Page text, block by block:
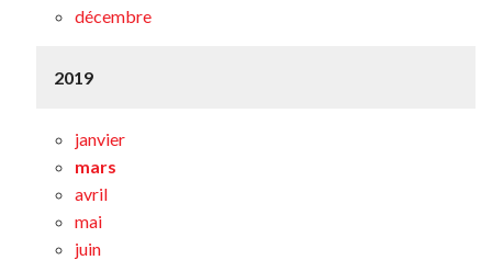
décembre
2019
janvier
mars
avril
mai
juin